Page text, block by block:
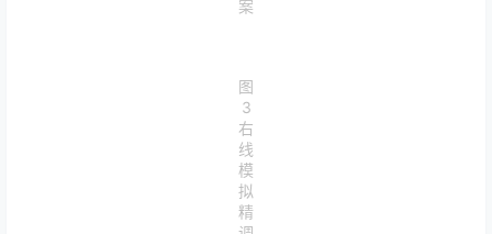
案
图
3
右
线
模
拟
精